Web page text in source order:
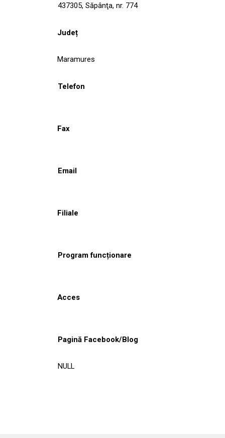
437305, Săpânţa, nr. 774
Județ
Maramures
Telefon
Fax
Email
Filiale
Program funcționare
Acces
Pagină Facebook/Blog
NULL